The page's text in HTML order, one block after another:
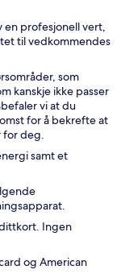
en profesjonell vert,
til vedkommendes
som
kanskje ikke passer
vi at du
for å bekrefte at
for deg.
samt et
Ingen
og American